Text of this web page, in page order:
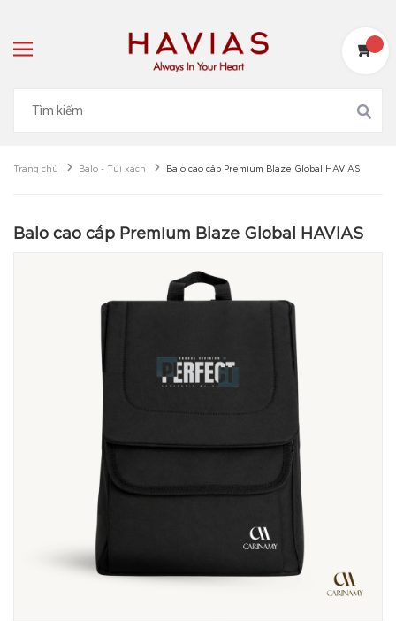
Trang chủ Balo - Túi xách Balo cao cấp Premium Blaze Global HAVIAS
Balo cao cấp Premium Blaze Global HAVIAS